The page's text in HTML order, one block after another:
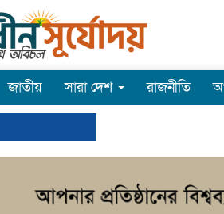
জাতীয় সারা দেশ রাজনীতি